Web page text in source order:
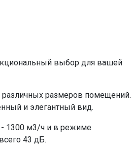
выбор для вашей
размеров помещений.
и элегантный вид.
- 1300 м3/ч и в режиме
43 дБ.